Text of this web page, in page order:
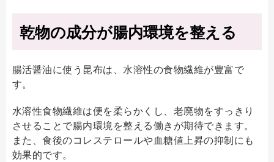
乾物の成分が腸内環境を整える
腸活醤油に使う昆布は、水溶性の食物繊維が豊富で
す。
水溶性食物繊維は便を柔らかくし、老廃物をすっきり
させることで腸内環境を整える働きが期待できます。
また、食後のコレステロールや血糖値上昇の抑制にも
効果的です。